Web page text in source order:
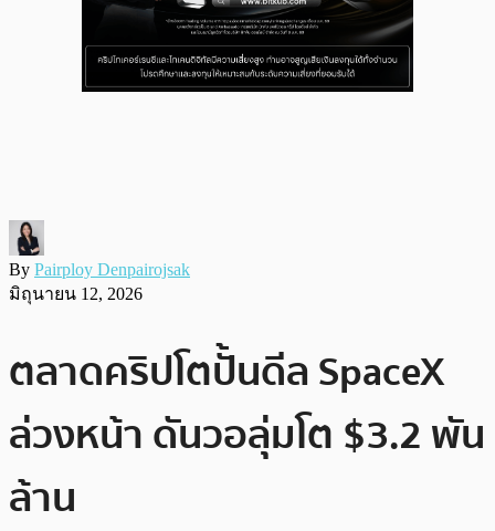
By Pairploy Denpairojsak
มิถุนายน 12, 2026
ตลาดคริปโตปั้นดีล SpaceX
ล่วงหน้า ดันวอลุ่มโต $3.2 พัน
ล้าน